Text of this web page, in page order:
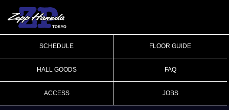
SCHEDULE FLOOR GUIDE
HALL GOODS FAQ
ACCESS JOBS